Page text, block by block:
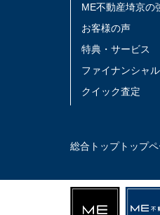
ME不動産埼京の
お客様の声
特典・サービス
ファイナンシャ
クイック査定
総合トップトップ